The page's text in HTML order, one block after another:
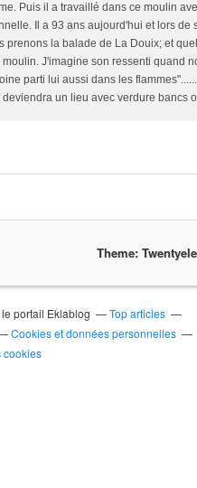
Puis il a travaillé dans ce moulin
Il a 93 ans aujourd'hui et lors de
prenons la balade de La Douix; et
J'imagine son ressenti quand
parti lui aussi dans les
un lieu avec verdure bancs
Theme:
portail Eklablog
Top articles
Cookies et données personnelles
cookies